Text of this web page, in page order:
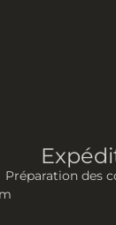
Préparation des